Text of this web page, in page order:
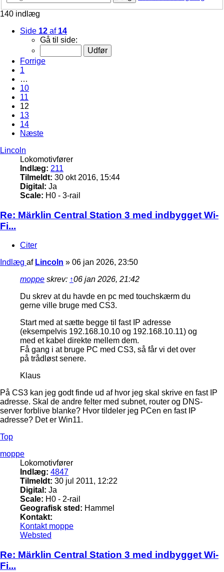
140 indlæg
Side 12 af 14
Gå til side:
Forrige
1
…
10
11
12
13
14
Næste
Lincoln
Lokomotivfører
Indlæg: 211
Tilmeldt: 30 okt 2016, 15:44
Digital: Ja
Scale: H0 - 3-rail
Re: Märklin Central Station 3 med indbygget Wi-
Fi...
Citer
Indlæg af Lincoln » 06 jan 2026, 23:50
moppe skrev: ↑06 jan 2026, 21:42
Du skrev at du havde en pc med touchskærm du
gerne ville bruge med CS3.
Start med at sætte begge til fast IP adresse
(eksempelvis 192.168.10.10 og 192.168.10.11) og
med et kabel direkte mellem dem.
Få gang i at bruge PC med CS3, så får vi det over
på trådløst senere.
Klaus
På CS3 kan jeg godt finde ud af hvor jeg skal skrive en fast IP
adresse. Skal de andre felter med subnet, router og DNS-
server forblive blanke? Hvor tildeler jeg PCen en fast IP
adresse? Det er Win11.
Top
moppe
Lokomotivfører
Indlæg: 4847
Tilmeldt: 30 jul 2011, 12:22
Digital: Ja
Scale: H0 - 2-rail
Geografisk sted: Hammel
Kontakt:
Kontakt moppe
Websted
Re: Märklin Central Station 3 med indbygget Wi-
Fi...